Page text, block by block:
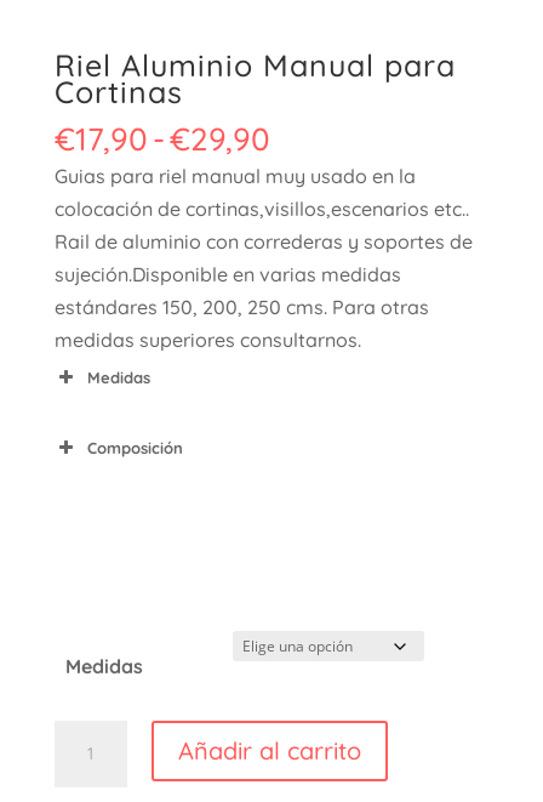
Riel Aluminio Manual para
Cortinas
€17,90-€29,90Rango
de
precios:
desde
€17,90
hasta
€29,90
Guias para riel manual muy usado en la
colocación de cortinas,visillos,escenarios etc..
Rail de aluminio con correderas y soportes de
sujeción.Disponible en varias medidas
estándares 150, 200, 250 cms. Para otras
medidas superiores consultarnos.
Medidas
Composición
Medidas
Aluminio
Añadir al carrito